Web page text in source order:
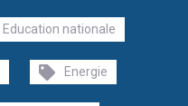
Education nationale
Energie